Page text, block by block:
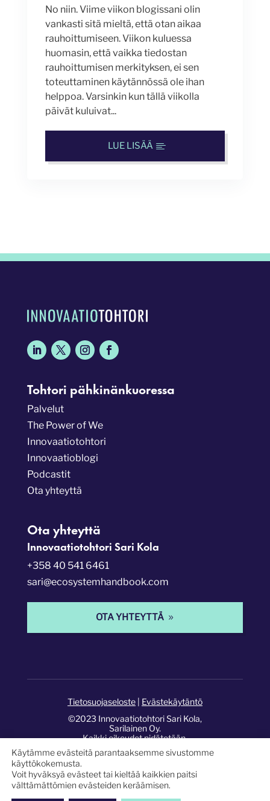
No niin. Viime viikon blogissani olin
vankasti sitä mieltä, että otan aikaa
rauhoittumiseen. Viikon kuluessa
huomasin, että vaikka tiedostan
rauhoittumisen merkityksen, ei sen
toteuttaminen käytännössä ole ihan
helppoa. Varsinkin kun tällä viikolla
päivät kuluivat...
LUE LISÄÄ
Tohtori pähkinänkuoressa
Palvelut
The Power of We
Innovaatiotohtori
Innovaatioblogi
Podcastit
Ota yhteyttä
Ota yhteyttä
Innovaatiotohtori Sari Kola
+358 40 541 6461
sari@ecosystemhandbook.com
OTA YHTEYTTÄ
©2023 Innovaatiotohtori Sari Kola,
Sarilainen Oy.
Kaikki oikeudet pidätetään.
Sivusto:Pixelwork Studios.
Tietosuojaseloste| Evästekäytäntö
Käytämme evästeitä parantaaksemme sivustomme
käyttökokemusta.
Voit hyväksyä evästeet tai kieltää kaikkien paitsi
välttämättömien evästeiden keräämisen.